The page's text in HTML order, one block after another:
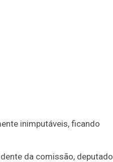
inimputáveis, ficando
da comissão, deputado